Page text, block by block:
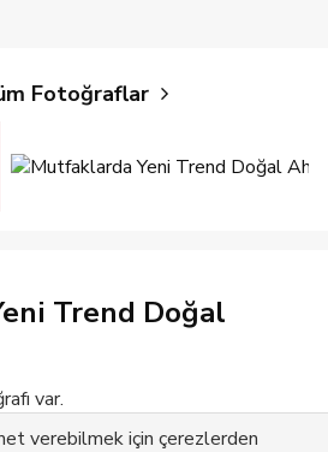
Fotoğraflar
Trend Doğal
var.
verebilmek için çerezlerden